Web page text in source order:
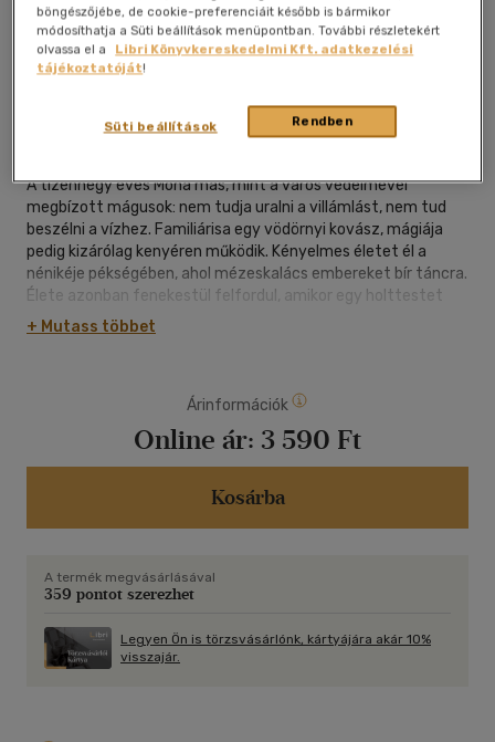
Beleolvasok Kívánságlistához adom Megosztom
Kossuth Kiadó Zrt|2024| magyar nyelvű
A tizennégy éves Mona más, mint a város védelmével
megbízott mágusok: nem tudja uralni a villámlást, nem tud
beszélni a vízhez. Familiárisa egy vödörnyi kovász, mágiája
pedig kizárólag kenyéren működik. Kényelmes életet él a
nénikéje pékségében, ahol mézeskalács embereket bír táncra.
Élete azonban fenekestül felfordul, amikor egy holttestet
talál a pékségben. Egy orgyilkos járja a város utcáit,
varázsnépekre vadászik, és úgy tűnik, Mona a következő
orgyilkos lesz Mona legkisebb problémája...
+ Mutass többet
Árinformációk
Online ár: 3 590 Ft
Kosárba
A termék megvásárlásával
359 pontot szerezhet
Legyen Ön is törzsvásárlónk, kártyájára akár 10%
visszajár.
böngészőjébe, de cookie-preferenciáit később is bármikor
módosíthatja a Süti beállítások menüpontban. További részletekért
olvassa el a
Libri Könyvkereskedelmi Kft. adatkezelési
tájékoztatóját!
Rendben
Süti beállítások